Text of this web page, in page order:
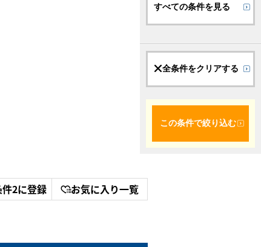
すべての条件を見る
全条件をクリアする
この条件で絞り込む
件2に登録 お気に入り一覧